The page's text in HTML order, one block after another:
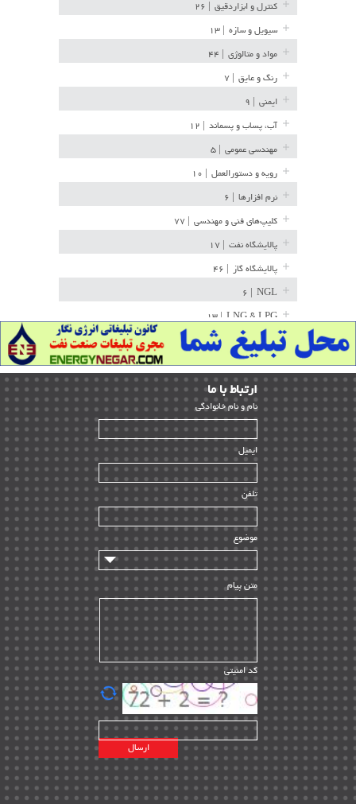
کنترل و ابزاردقیق
سیویل و سازه
مواد و متالوژی
رنگ و عایق
ایمنی
آب، پساب و پسماند
مهندسی عمومی
رویه و دستورالعمل
نرم افزارها
کلیپ‌های فنی و مهندسی
پالایشگاه نفت
پالایشگاه گاز
NGL
LNG & LPG | ۱۳
خط لوله | ۳۶
مخازن ذخیره | ۱۵
پتروشیمی | ۱۴
بازرسی و QC | ۱۵
HSE | ۳۹
ساخت و نصب | ۱۲
راه اندازی | ۹
سازندگان و تامین کنندگان | ۱۰
تامین مالی و سرمایه گذاری | ۳۲
ماشین آلات
مدیریت پروژه
مدیریت دانش
مدیریت سازمانی و عمومی | ۲
تأمین کالا | ۱۳
EPC | ۲۰
پیمانکاران بین المللی | ۸
اطلاعات انرژی کشورها | ۱۴
پروژه های خارجی | ۱۵
نقشه های نفت و گاز خارجی | ۱۰
شرکت های نفتی | ۱۴
ارﺗﺒﺎط ﺑﺎ ما
ﻧﺎم و ﻧﺎم ﺧﺎﻧﻮادﮔﻰ
ایمیل
تلفن
موضوع
متن پیام
کد امنیتی